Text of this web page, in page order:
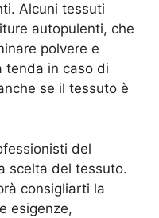
Alcuni tessuti
autopulenti, che
polvere e
tenda in caso di
se il tessuto è
del
scelta del tessuto.
consigliarti la
esigenze,